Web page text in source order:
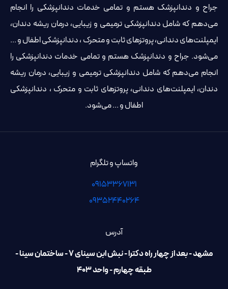
جراح و دندانپزشک هستم و تمامی خدمات دندانپزشکی را انجام
می‌دهم که شامل دندانپزشکی ترمیمی و زیبایی، درمان ریشه دندان،
ایمپلنت‌های دندانی، پروتزهای ثابت و متحرک ، دندانپزشکی اطفال و ...
می‌شود. جراح و دندانپزشک هستم و تمامی خدمات دندانپزشکی را
انجام می‌دهم که شامل دندانپزشکی ترمیمی و زیبایی، درمان ریشه
دندان، ایمپلنت‌های دندانی، پروتزهای ثابت و متحرک ، دندانپزشکی
اطفال و ... می‌شود.
واتساپ و تلگرام
09153367131
۰۹۳۵۲۴۴۰۲۶۴
آدرس
مشهد - بعد از چهار راه دکترا - نبش ابن سینای 7 - ساختمان سینا -
طبقه چهارم - واحد ۴۰۳